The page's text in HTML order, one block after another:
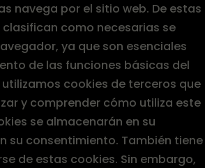
navega por el sitio web. De estas
clasifican como necesarias se
ya que son esenciales
de las funciones básicas del
cookies de terceros que
y comprender cómo utiliza este
se almacenarán en su
su consentimiento. También tiene
de estas cookies. Sin embargo,